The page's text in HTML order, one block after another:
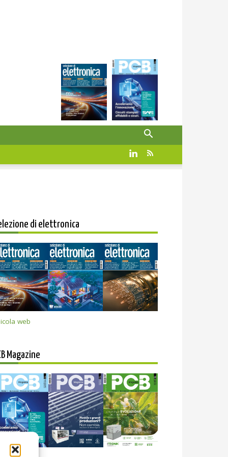
di elettronica
web
Magazine